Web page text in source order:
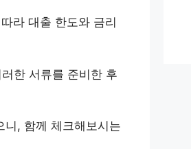
라 대출 한도와 금리
한 서류를 준비한 후
니, 함께 체크해보시는